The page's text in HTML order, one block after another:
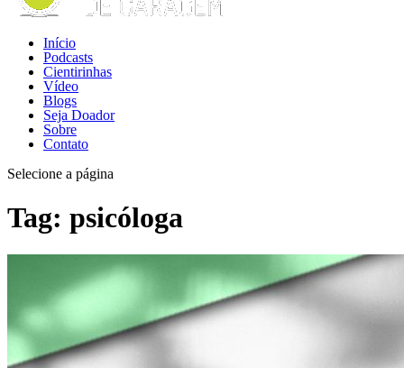
Início
Podcasts
Cientirinhas
Vídeo
Blogs
Seja Doador
Sobre
Contato
Selecione a página
Tag: psicóloga